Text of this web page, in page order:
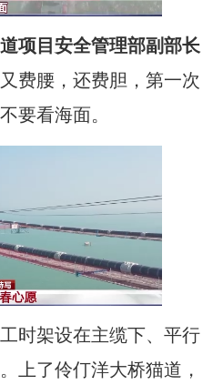
目安全管理部副部长
费腰，还费胆，第一次
要看海面。
架设在主缆下、平行
上了伶仃洋大桥猫道，